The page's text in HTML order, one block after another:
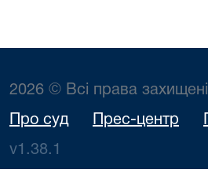
2026 © Всі права захищені
Про суд Прес-центр
v1.38.1